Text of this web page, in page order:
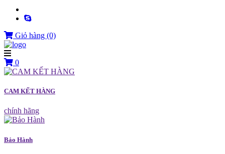
Giỏ hàng (0)
0
CAM KẾT HÀNG
chính hãng
Bảo Hành